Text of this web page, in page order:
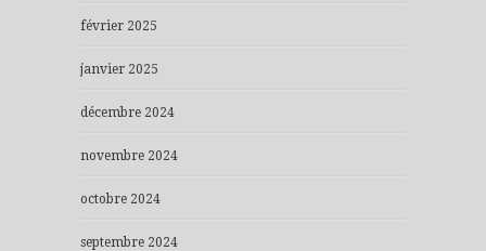
février 2025
janvier 2025
décembre 2024
novembre 2024
octobre 2024
septembre 2024